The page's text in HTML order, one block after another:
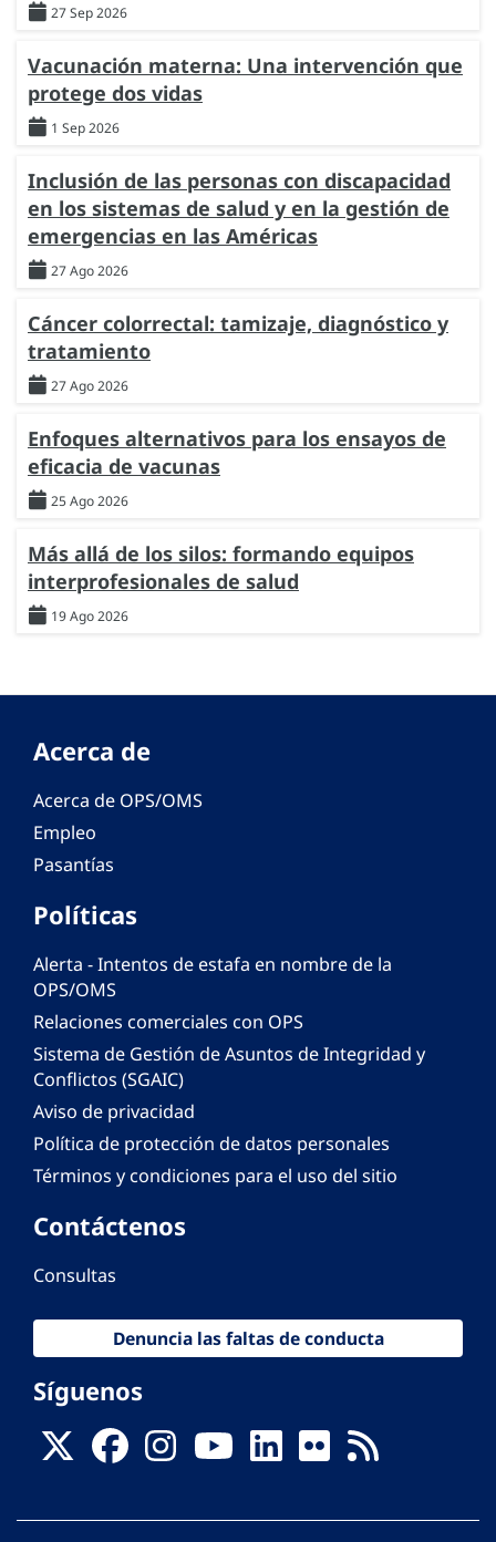
27 Sep 2026
Vacunación materna: Una intervención que
protege dos vidas
1 Sep 2026
Inclusión de las personas con discapacidad
en los sistemas de salud y en la gestión de
emergencias en las Américas
27 Ago 2026
Cáncer colorrectal: tamizaje, diagnóstico y
tratamiento
27 Ago 2026
Enfoques alternativos para los ensayos de
eficacia de vacunas
25 Ago 2026
Más allá de los silos: formando equipos
interprofesionales de salud
19 Ago 2026
Acerca de
Acerca de OPS/OMS
Empleo
Pasantías
Políticas
Alerta - Intentos de estafa en nombre de la
OPS/OMS
Relaciones comerciales con OPS
Sistema de Gestión de Asuntos de Integridad y
Conflictos (SGAIC)
Aviso de privacidad
Política de protección de datos personales
Términos y condiciones para el uso del sitio
Contáctenos
Consultas
Denuncia las faltas de conducta
Síguenos